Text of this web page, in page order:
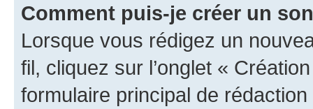
Comment puis-je créer un
Lorsque vous rédigez un
fil, cliquez sur l’onglet «
formulaire principal de